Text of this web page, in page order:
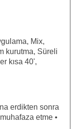
Mix,
kurutma, Süreli
kısa 40',
erdikten sonra
etme •